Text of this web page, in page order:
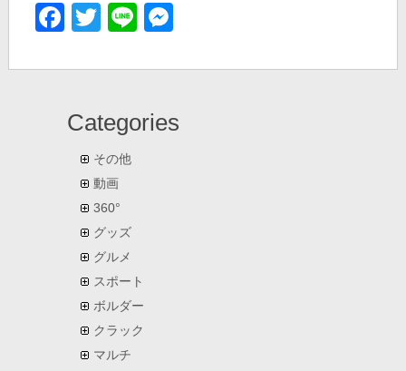
Facebook
Twitter
Line
Categories
その他
動画
360°
グッズ
グルメ
スポート
ボルダー
クラック
マルチ